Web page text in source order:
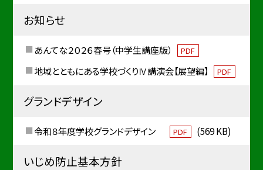
お知らせ
あんてな２０２６春号（中学生講座版） PDF
地域とともにある学校づくりⅣ講演会【展望編】 PDF
グランドデザイン
令和８年度学校グランドデザイン PDF (569 KB)
いじめ防止基本方針